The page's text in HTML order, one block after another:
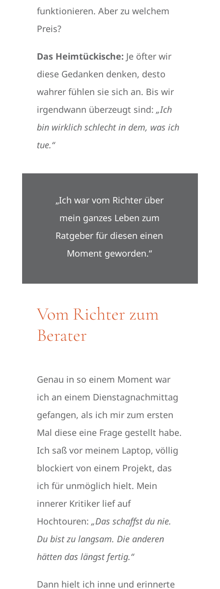
funktionieren. Aber zu welchem
Preis?
Das Heimtückische: Je öfter wir
diese Gedanken denken, desto
wahrer fühlen sie sich an. Bis wir
irgendwann überzeugt sind: „Ich
bin wirklich schlecht in dem, was ich
tue.“
„Ich war vom Richter über
mein ganzes Leben zum
Ratgeber für diesen einen
Moment geworden.“
Vom Richter zum
Berater
Genau in so einem Moment war
ich an einem Dienstagnachmittag
gefangen, als ich mir zum ersten
Mal diese eine Frage gestellt habe.
Ich saß vor meinem Laptop, völlig
blockiert von einem Projekt, das
ich für unmöglich hielt. Mein
innerer Kritiker lief auf
Hochtouren: „Das schaffst du nie.
Du bist zu langsam. Die anderen
hätten das längst fertig.“
Dann hielt ich inne und erinnerte